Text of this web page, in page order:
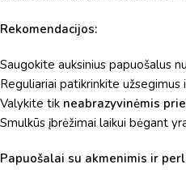
Rekomendacijos:
Saugokite auksinius papuošalus
Reguliariai patikrinkite užsegimus
Valykite tik neabrazyvinėmis
Smulkūs įbrėžimai laikui bėgant
Papuošalai su akmenimis ir